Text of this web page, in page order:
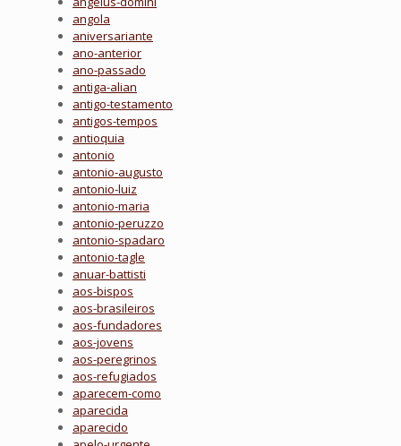
angola
aniversariante
ano-anterior
ano-passado
antiga-alian
antigo-testamento
antigos-tempos
antioquia
antonio
antonio-augusto
antonio-luiz
antonio-maria
antonio-peruzzo
antonio-spadaro
antonio-tagle
anuar-battisti
aos-bispos
aos-brasileiros
aos-fundadores
aos-jovens
aos-peregrinos
aos-refugiados
aparecem-como
aparecida
aparecido